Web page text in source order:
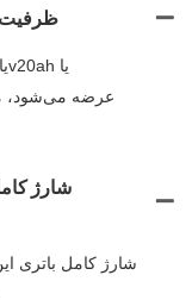
ظرفیت
شارژ
شارژ کامل باتری